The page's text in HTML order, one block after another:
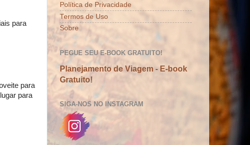
para
para
para
Política de Privacidade
Termos de Uso
Sobre
PEGUE SEU E-BOOK GRATUITO!
Planejamento de Viagem - E-book
Gratuito!
SIGA-NOS NO INSTAGRAM